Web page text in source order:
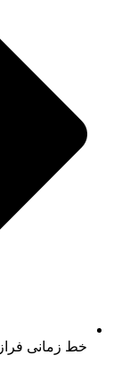
خط زمانی فراز